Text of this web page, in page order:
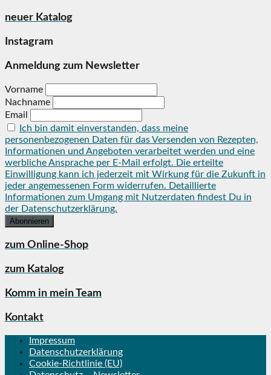
neuer Katalog
Instagram
Anmeldung zum Newsletter
Vorname
Nachname
Email
Ich bin damit einverstanden, dass meine
personenbezogenen Daten für das Versenden von Rezepten,
Informationen und Angeboten verarbeitet werden und eine
werbliche Ansprache per E-Mail erfolgt. Die erteilte
Einwilligung kann ich jederzeit mit Wirkung für die Zukunft in
jeder angemessenen Form widerrufen. Detaillierte
Informationen zum Umgang mit Nutzerdaten findest Du in
der Datenschutzerklärung.
zum Online-Shop
zum Katalog
Komm in mein Team
Kontakt
Impressum
Datenschutzerklärung
Cookie-Richtlinie (EU)